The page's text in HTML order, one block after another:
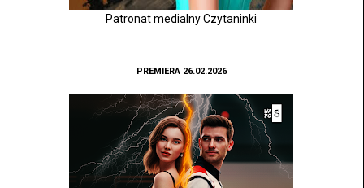
Patronat medialny Czytaninki
PREMIERA 26.02.2026